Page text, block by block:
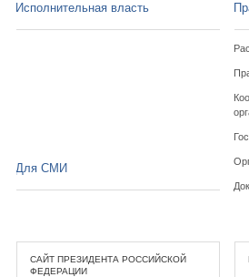
Исполнительная власть
Для СМИ
САЙТ ПРЕЗИДЕНТА РОССИЙСКОЙ
ФЕДЕРАЦИИ